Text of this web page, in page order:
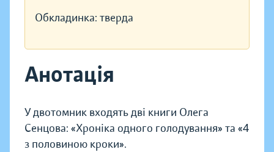
Обкладинка: тверда
Анотація
У двотомник входять дві книги Олега
Сенцова: «Хроніка одного голодування» та «4
з половиною кроки».